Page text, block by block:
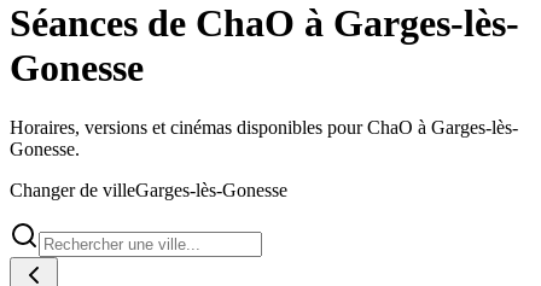
Séances de ChaO à Garges-lès-
Gonesse
Horaires, versions et cinémas disponibles pour ChaO à Garges-lès-
Gonesse.
Changer de villeGarges-lès-Gonesse